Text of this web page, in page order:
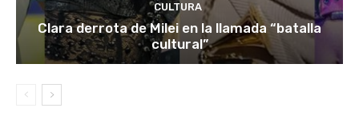
CULTURA
Clara derrota de Milei en la llamada “batalla
cultural”